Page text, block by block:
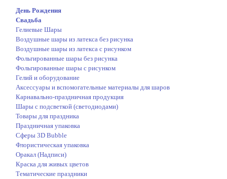
День Рождения
Свадьба
Гелиевые Шары
Воздушные шары из латекса без рисунка
Воздушные шары из латекса с рисунком
Фольгированные шары без рисунка
Фольгированные шары с рисунком
Гелий и оборудование
Аксессуары и вспомогательные материалы для шаров
Карнавально-праздничная продукция
Шары с подсветкой (светодиодами)
Товары для праздника
Праздничная упаковка
Сферы 3D Bubble
Флористическая упаковка
Оракал (Надписи)
Краска для живых цветов
Тематические праздники